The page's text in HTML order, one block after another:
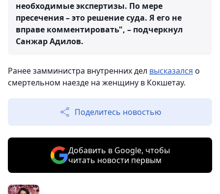
необходимые экспертизы. По мере
пресечения – это решение суда. Я его не
вправе комментировать", – подчеркнул
Санжар Адилов.
Ранее замминистра внутренних дел высказался о
смертельном наезде на женщину в Кокшетау.
Поделитесь новостью
Добавить в Google, чтобы
читать новости первым